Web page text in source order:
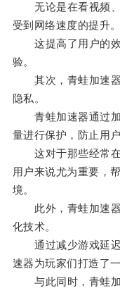
无论是在看视频、
受到网络速度的提升。
这提高了用户的效
验。
其次，青蛙加速器
隐私。
青蛙加速器通过加
量进行保护，防止用
这对于那些经常在
用户来说尤为重要，
境。
此外，青蛙加速器
化技术。
通过减少游戏延迟
速器为玩家们打造了
与此同时，青蛙加